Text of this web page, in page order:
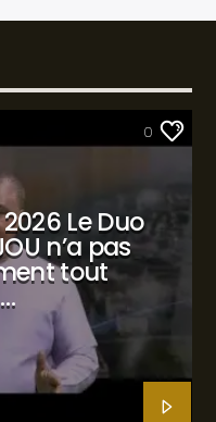
0
Le Duo
n’a pas
tout